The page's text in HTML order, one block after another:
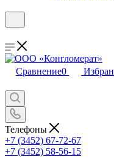
Сравнение0
Телефоны
+7 (3452) 67-72-67
+7 (3452) 58-56-15